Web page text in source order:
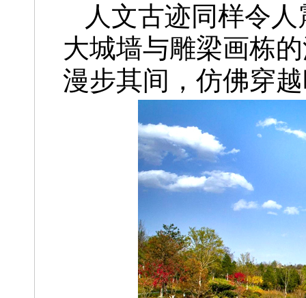
人文古迹同样令
大城墙与雕梁画栋
漫步其间，仿佛穿